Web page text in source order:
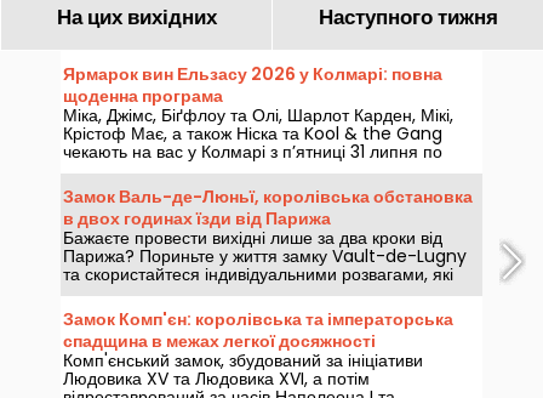
На цих вихідних Наступного тижня
Ярмарок вин Ельзасу 2026 у Колмарі: повна
щоденна програма
Міка, Джімс, Біґфлоу та Олі, Шарлот Карден, Мікі,
Крістоф Має, а також Ніска та Kool & the Gang
чекають на вас у Колмарі з п’ятниці 31 липня по
неділю 9 серпня 2026 року, у рамках видання 2026
року ярмарку вин Ельзас. Дізнайтеся повну
програму по днях!
Замок Валь-де-Люньї, королівська обстановка
в двох годинах їзди від Парижа
Бажаєте провести вихідні лише за два кроки від
Парижа? Пориньте у життя замку Vault-de-Lugny
та скористайтеся індивідуальними розвагами, які
пропонує цей готель-замок лише за дві години їзди
від столиці... Шанс відпочити від паризької метушні.
Замок Комп'єн: королівська та імператорська
спадщина в межах легкої досяжності
Комп'єнський замок, збудований за ініціативи
Людовика XV та Людовика XVI, а потім